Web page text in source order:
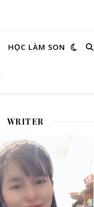
HỌC LÀM SON
WRITER